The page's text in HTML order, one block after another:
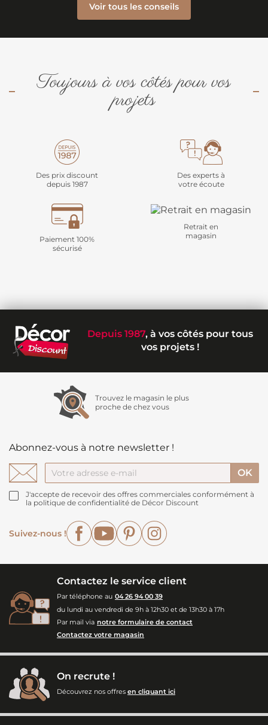
Voir tous les conseils
Toujours à vos côtés pour vos
projets
Des prix discount
depuis 1987
Des experts à
votre écoute
Paiement 100%
sécurisé
Retrait en
magasin
Depuis 1987, à vos côtés pour tous
vos projets !
Trouvez le magasin le plus
proche de chez vous
Abonnez-vous à notre newsletter !
J'accepte de recevoir des offres commerciales conformément à
la politique de confidentialité de Décor Discount
Suivez-nous !
FacebookYouTubePinterest
Contactez le service client
Par téléphone au 04 26 94 00 39
du lundi au vendredi de 9h à 12h30 et de 13h30 à 17h
Par mail via notre formulaire de contact
Contactez votre magasin
On recrute !
Découvrez nos offres en cliquant ici